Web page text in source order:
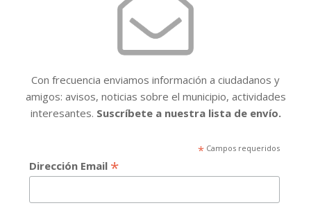
t
o
Con frecuencia enviamos información a ciudadanos y
amigos: avisos, noticias sobre el municipio, actividades
interesantes. Suscríbete a nuestra lista de envío.
*Campos requeridos
Dirección Email *